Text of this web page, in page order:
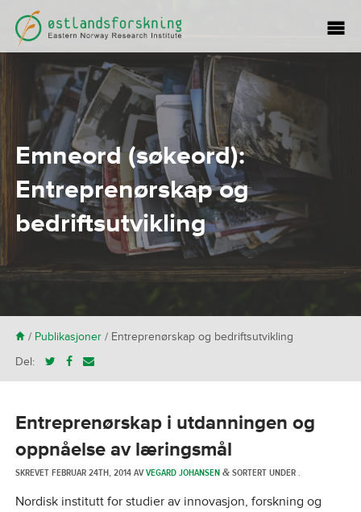
Emneord (søkeord):
Entreprenørskap og
bedriftsutvikling
H/ Publikasjoner/ Entreprenørskap og bedriftsutvikling
Del:
Entreprenørskap i utdanningen og
oppnåelse av læringsmål
SKREVETFEBRUAR 24TH, 2014AVVEGARD JOHANSEN &SORTERT UNDER .
Nordisk institutt for studier av innovasjon, forskning og